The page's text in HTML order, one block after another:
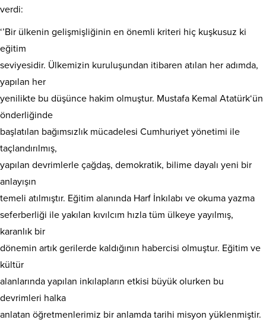
verdi:
‘’Bir ülkenin gelişmişliğinin en önemli kriteri hiç kuşkusuz ki
eğitim
seviyesidir. Ülkemizin kuruluşundan itibaren atılan her adımda,
yapılan her
yenilikte bu düşünce hakim olmuştur. Mustafa Kemal Atatürk‘ün
önderliğinde
başlatılan bağımsızlık mücadelesi Cumhuriyet yönetimi ile
taçlandırılmış,
yapılan devrimlerle çağdaş, demokratik, bilime dayalı yeni bir
anlayışın
temeli atılmıştır. Eğitim alanında Harf İnkılabı ve okuma yazma
seferberliği ile yakılan kıvılcım hızla tüm ülkeye yayılmış,
karanlık bir
dönemin artık gerilerde kaldığının habercisi olmuştur. Eğitim ve
kültür
alanlarında yapılan inkılapların etkisi büyük olurken bu
devrimleri halka
anlatan öğretmenlerimiz bir anlamda tarihi misyon yüklenmiştir.